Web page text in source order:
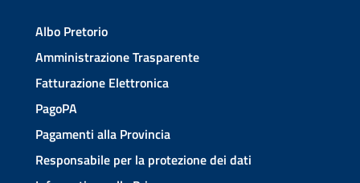
Albo Pretorio
Amministrazione Trasparente
Fatturazione Elettronica
PagoPA
Pagamenti alla Provincia
Responsabile per la protezione dei dati